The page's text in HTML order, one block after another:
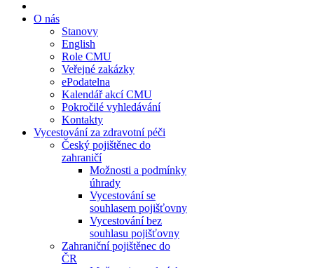
O nás
Stanovy
English
Role CMU
Veřejné zakázky
ePodatelna
Kalendář akcí CMU
Pokročilé vyhledávání
Kontakty
Vycestování za zdravotní péči
Český pojištěnec do
zahraničí
Možnosti a podmínky
úhrady
Vycestování se
souhlasem pojišťovny
Vycestování bez
souhlasu pojišťovny
Zahraniční pojištěnec do
ČR